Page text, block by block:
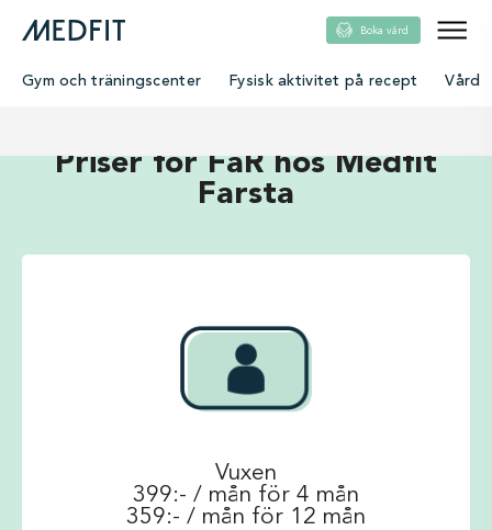
Boka vård
Gym och träningscenter Fysisk aktivitet på recept Vård
Priser för FaR hos Medfit
Farsta
Vuxen
399:- / mån för 4 mån
359:- / mån för 12 mån